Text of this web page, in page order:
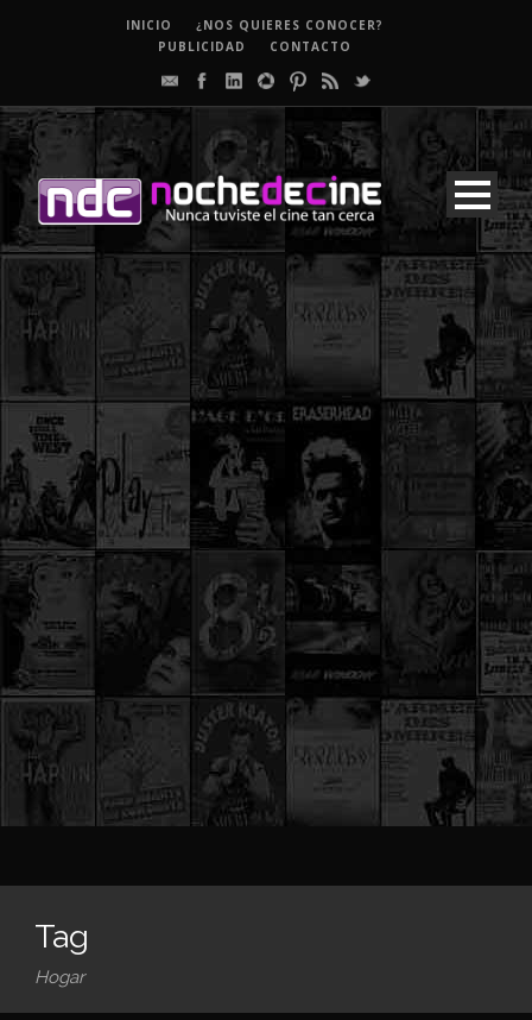
INICIO
¿NOS QUIERES CONOCER?
PUBLICIDAD
CONTACTO
Tag
Hogar